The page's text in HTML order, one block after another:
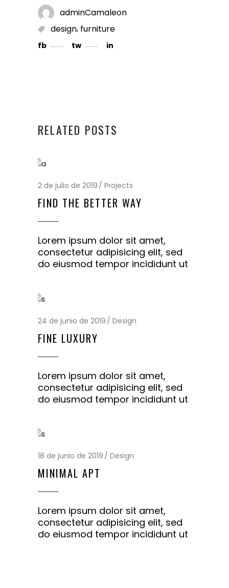
adminCamaleon
design, furniture
fb tw in
RELATED POSTS
2 de julio de 2019 Projects
FIND THE BETTER WAY
Lorem ipsum dolor sit amet,
consectetur adipisicing elit, sed
do eiusmod tempor incididunt ut
24 de junio de 2019 Design
FINE LUXURY
Lorem ipsum dolor sit amet,
consectetur adipisicing elit, sed
do eiusmod tempor incididunt ut
18 de junio de 2019 Design
MINIMAL APT
Lorem ipsum dolor sit amet,
consectetur adipisicing elit, sed
do eiusmod tempor incididunt ut